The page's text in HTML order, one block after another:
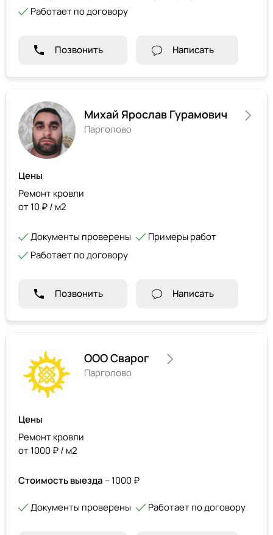
Работает по договору
Позвонить Написать
Михай Ярослав Гурамович
Парголово
Цены
Ремонт кровли
от 10 ₽ / м2
Документы проверены
Примеры работ
Работает по договору
Позвонить Написать
ООО Сварог
Парголово
Цены
Ремонт кровли
от 1000 ₽ / м2
Стоимость выезда – 1000 ₽
Документы проверены Работает по договору